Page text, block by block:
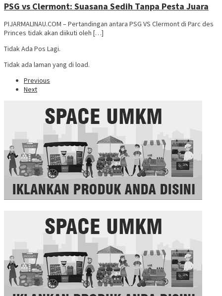
PSG vs Clermont: Suasana Sedih Tanpa Pesta Juara
PIJARMALINAU.COM – Pertandingan antara PSG VS Clermont di Parc des
Princes tidak akan diikuti oleh […]
Tidak Ada Pos Lagi.
Tidak ada laman yang di load.
Previous
Next